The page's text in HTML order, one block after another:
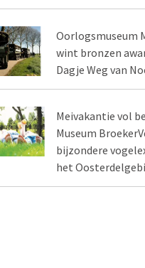
Oorlogsmuseum
wint bronzen
Dagje Weg van
Meivakantie vol
Museum
bijzondere
het